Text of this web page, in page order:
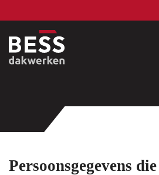
Persoonsgegevens